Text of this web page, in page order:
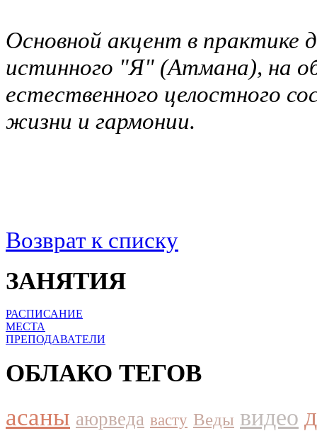
Основной акцент в практике
истинного "Я" (Атмана), на
естественного целостного
жизни и гармонии.
Возврат к списку
ЗАНЯТИЯ
РАСПИСАНИЕ
МЕСТА
ПРЕПОДАВАТЕЛИ
ОБЛАКО ТЕГОВ
асаны аюрведа васту Веды видео